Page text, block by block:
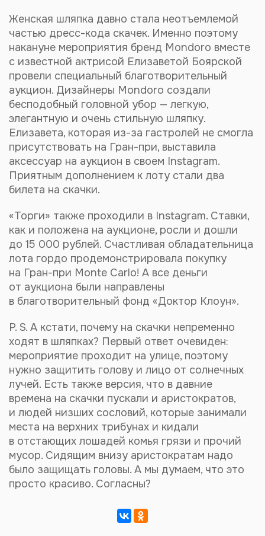
Женская шляпка давно стала неотъемлемой
частью дресс-кода скачек. Именно поэтому
накануне мероприятия бренд Mondoro вместе
с известной актрисой Елизаветой Боярской
провели специальный благотворительный
аукцион. Дизайнеры Mondoro создали
бесподобный головной убор — легкую,
элегантную и очень стильную шляпку.
Елизавета, которая из-за гастролей не смогла
присутствовать на Гран-при, выставила
аксессуар на аукцион в своем Instagram.
Приятным дополнением к лоту стали два
билета на скачки.
«Торги» также проходили в Instagram. Ставки,
как и положена на аукционе, росли и дошли
до 15 000 рублей. Счастливая обладательница
лота гордо продемонстрировала покупку
на Гран-при Monte Carlo! А все деньги
от аукциона были направлены
в благотворительный фонд «Доктор Клоун».
P. S. А кстати, почему на скачки непременно
ходят в шляпках? Первый ответ очевиден:
мероприятие проходит на улице, поэтому
нужно защитить голову и лицо от солнечных
лучей. Есть также версия, что в давние
времена на скачки пускали и аристократов,
и людей низших сословий, которые занимали
места на верхних трибунах и кидали
в отстающих лошадей комья грязи и прочий
мусор. Сидящим внизу аристократам надо
было защищать головы. А мы думаем, что это
просто красиво. Согласны?